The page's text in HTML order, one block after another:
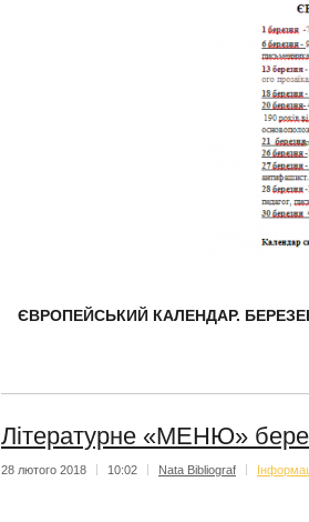
ЄВРОПЕЙСЬКИЙ КАЛЕНДАР.
Літературне «МЕНЮ»
28 лютого 2018 10:02 Nata Bibliograf